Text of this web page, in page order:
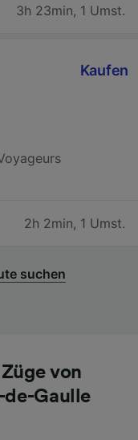
3h 23min, 1 Umst.
Kaufen
2h 2min, 1 Umst.
suchen
von
de-Gaulle